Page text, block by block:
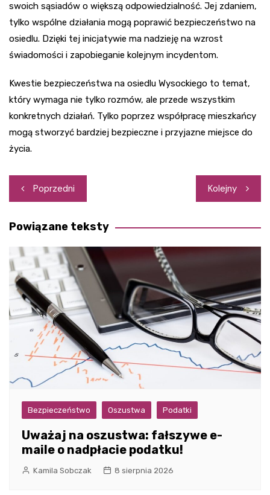
swoich sąsiadów o większą odpowiedzialność. Jej zdaniem,
tylko wspólne działania mogą poprawić bezpieczeństwo na
osiedlu. Dzięki tej inicjatywie ma nadzieję na wzrost
świadomości i zapobieganie kolejnym incydentom.
Kwestie bezpieczeństwa na osiedlu Wysockiego to temat,
który wymaga nie tylko rozmów, ale przede wszystkim
konkretnych działań. Tylko poprzez współpracę mieszkańcy
mogą stworzyć bardziej bezpieczne i przyjazne miejsce do
życia.
Nawigacja
wpisu
Poprzedni Kolejny
Powiązane teksty
Bezpieczeństwo Oszustwa Podatki
Uważaj na oszustwa: fałszywe e-
maile o nadpłacie podatku!
Kamila Sobczak 8 sierpnia 2026